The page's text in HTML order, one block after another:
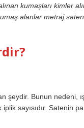
kumaşları kimler
alanlar metraj
şeydir. Bunun nedeni,
sayısıdır. Satenin